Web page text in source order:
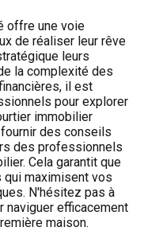
offre une voie
de réaliser leur rêve
leurs
la complexité des
il est
pour explorer
immobilier
des conseils
des professionnels
Cela garantit que
maximisent vos
N'hésitez pas à
naviguer efficacement
maison.